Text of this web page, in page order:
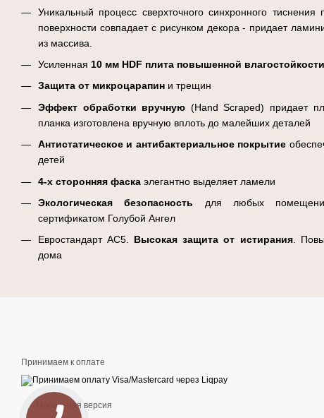
Уникальный процесс сверхточного синхронного тиснения
поверхности совпадает с рисунком декора - придает
из массива.
Усиленная 10 мм HDF плита повышенной влагостойкости
Защита от микроцарапин и трещин
Эффект обработки вручную (Hand Scraped) придает
планка изготовлена вручную вплоть до малейших деталей
Антистатическое и антибактериальное покрытие
детей
4-х сторонняя фаска элегантно выделяет ламели
Экологическая безопасность для любых
сертификатом Голубой Ангел
Евростандарт AC5. Высокая защита от истирания.
дома
Принимаем к оплате
Мобильная версия